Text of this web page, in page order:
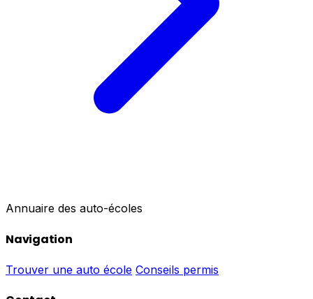
Annuaire des auto-écoles
Navigation
Trouver une auto école Conseils permis